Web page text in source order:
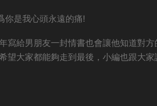
你是我心頭永遠的痛!
寫給男朋友一封情書也會讓他知道對方
望大家都能夠走到最後，小編也跟大家